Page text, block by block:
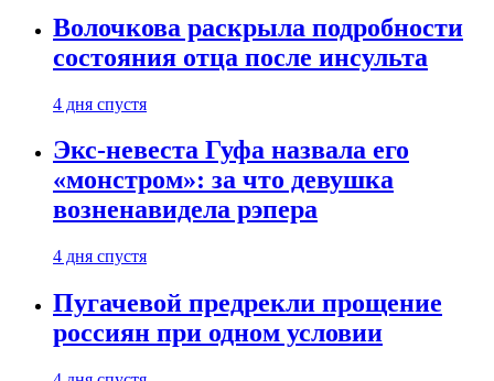
Волочкова раскрыла подробности
состояния отца после инсульта
4 дня спустя
Экс-невеста Гуфа назвала его
«монстром»: за что девушка
возненавидела рэпера
4 дня спустя
Пугачевой предрекли прощение
россиян при одном условии